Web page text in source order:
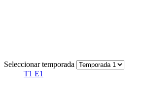
Seleccionar temporada
T1 E1